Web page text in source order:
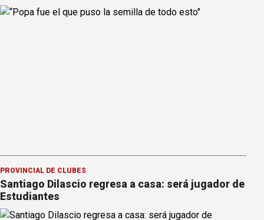
PROVINCIAL DE CLUBES
Santiago Dilascio regresa a casa: será jugador de
Estudiantes